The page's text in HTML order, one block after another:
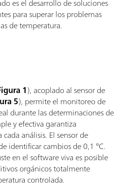
es el desarrollo de soluciones
para superar los problemas
de temperatura.
1), acoplado al sensor de
5), permite el monitoreo de
durante las determinaciones de
y efectiva garantiza
análisis. El sensor de
identificar cambios de 0,1 °C.
en el software viva es posible
orgánicos totalmente
controlada.